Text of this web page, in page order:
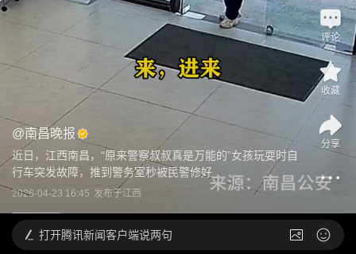
@南昌晚报
近日，江西南昌，“原来警察叔叔真是万能的”女孩玩耍时自
行车突发故障，推到警务室秒被民警修好
2026-04-23 16:45 发布于江西
评论
收藏
分享
打开腾讯新闻客户端说两句